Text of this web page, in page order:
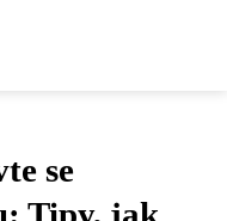
se